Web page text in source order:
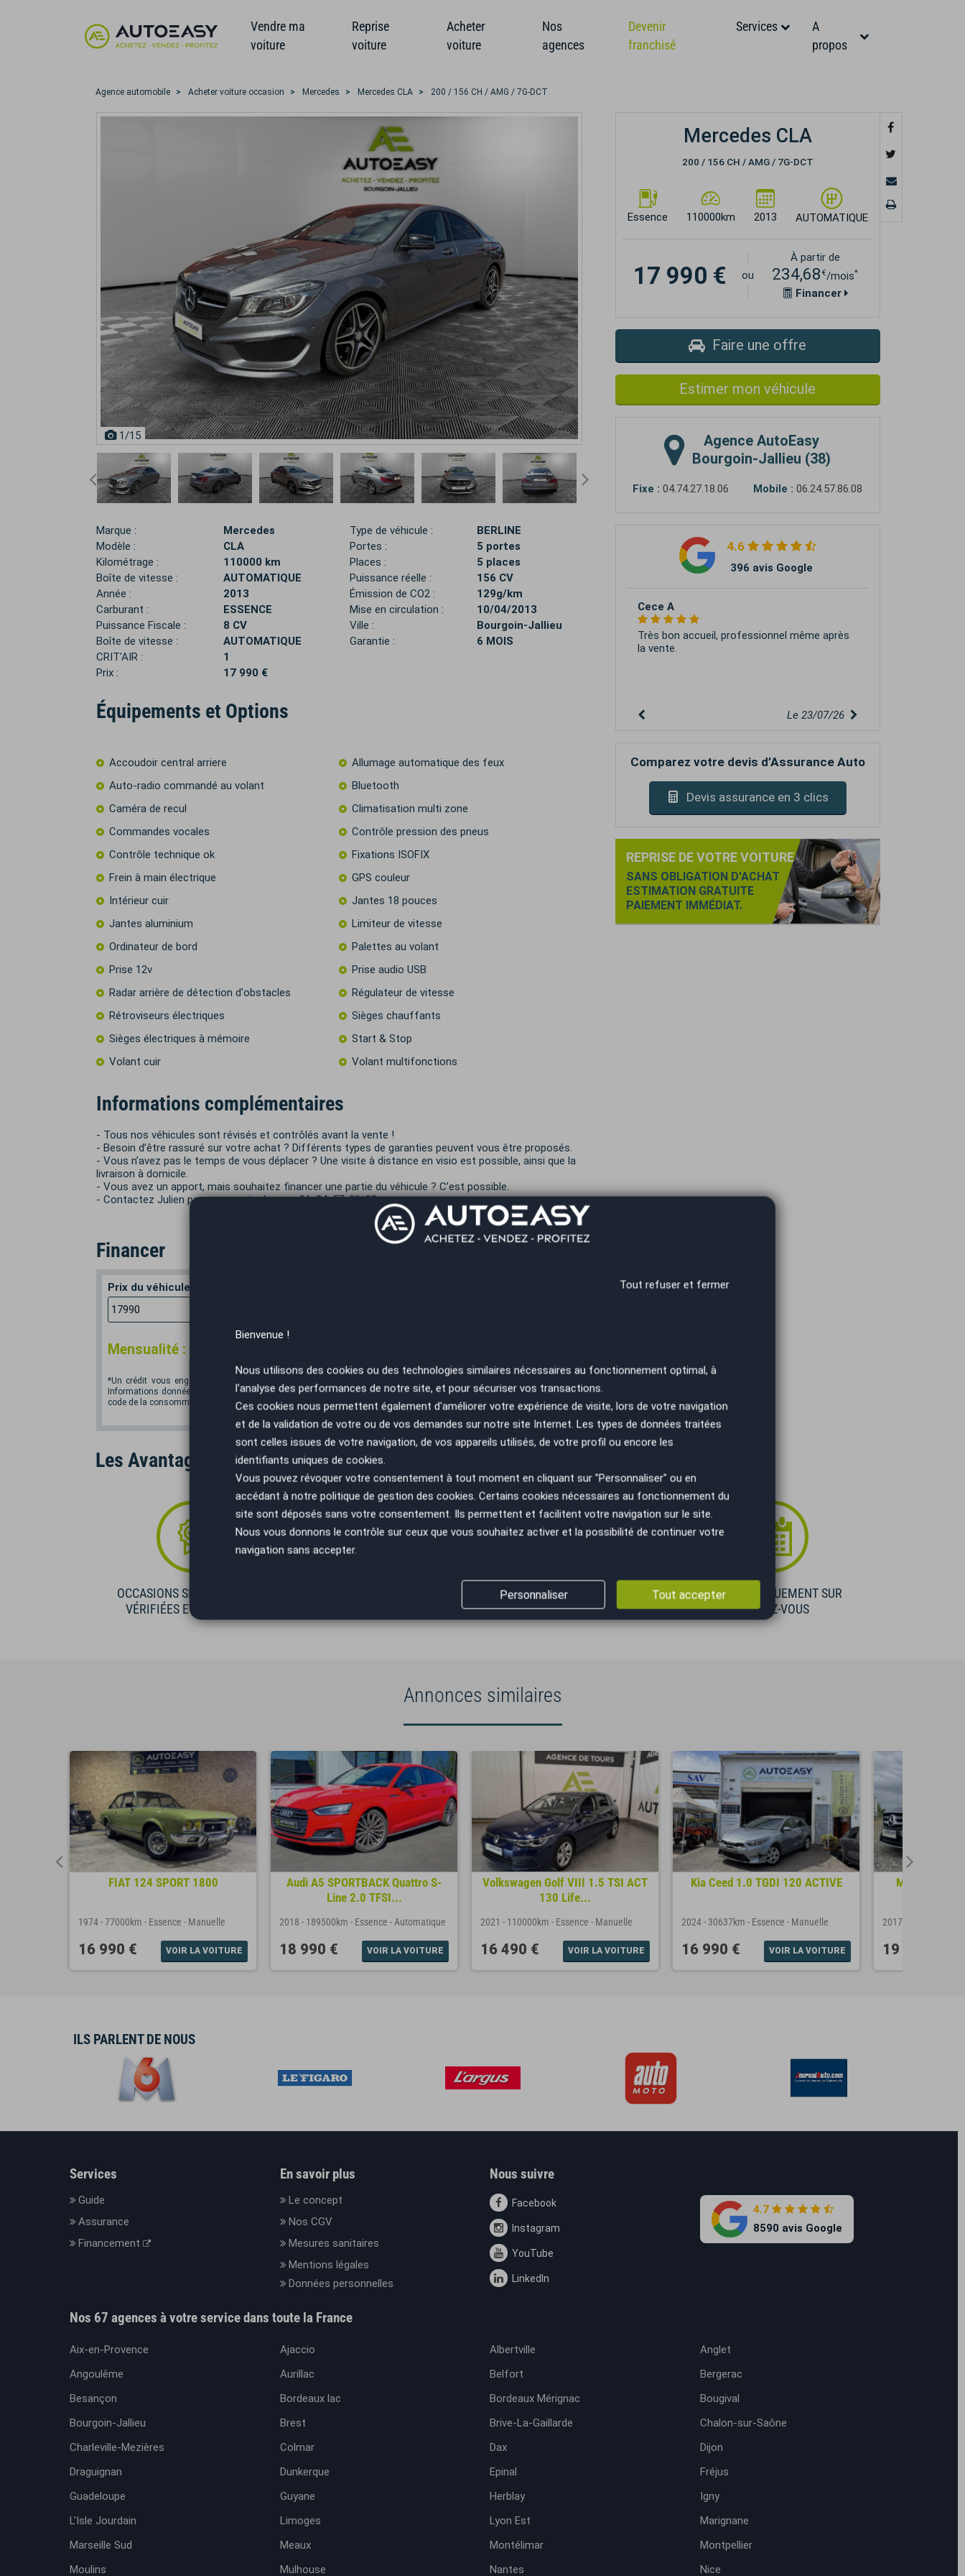
Vendre ma
voiture
Reprise
voiture
Acheter
voiture
Nos
agences
Devenir
franchisé
Services
A
propos
Agence automobile Acheter voiture occasion Mercedes Mercedes CLA 200 / 156 CH / AMG / 7G-DCT
1/15
Marque :
Mercedes
Modèle :
CLA
Kilométrage :
110000 km
Boîte de vitesse :
AUTOMATIQUE
Année :
2013
Carburant :
ESSENCE
Puissance Fiscale :
8 CV
Boîte de vitesse :
AUTOMATIQUE
CRIT'AIR :
1
Prix :
17 990 €
Type de véhicule :
BERLINE
Portes :
5 portes
Places :
5 places
Puissance réelle :
156 CV
Émission de CO2 :
129g/km
Mise en circulation :
10/04/2013
Ville :
Bourgoin-Jallieu
Garantie :
6 MOIS
Équipements et Options
Accoudoir central arriere
Allumage automatique des feux
Auto-radio commandé au volant
Bluetooth
Caméra de recul
Climatisation multi zone
Commandes vocales
Contrôle pression des pneus
Contrôle technique ok
Fixations ISOFIX
Frein à main électrique
GPS couleur
Intérieur cuir
Jantes 18 pouces
Jantes aluminium
Limiteur de vitesse
Ordinateur de bord
Palettes au volant
Prise 12v
Prise audio USB
Radar arrière de détection d'obstacles
Régulateur de vitesse
Rétroviseurs électriques
Sièges chauffants
Sièges électriques à mémoire
Start & Stop
Volant cuir
Volant multifonctions
Informations complémentaires
- Tous nos véhicules sont révisés et contrôlés avant la vente !
- Besoin d’être rassuré sur votre achat ? Différents types de garanties peuvent vous être proposés.
- Vous n’avez pas le temps de vous déplacer ? Une visite à distance en visio est possible, ainsi que la
livraison à domicile.
- Vous avez un apport, mais souhaitez financer une partie du véhicule ? C’est possible.
- Contactez Julien pour en savoir plus au : 06x24x57x86x08
Financer
Prix du véhicule
Mensualité :
*Un crédit vous engage et doit être remboursé. Vérifiez vos capacités de remboursement avant de vous engager.
Informations données à titre indicatif et non contractuelles. Afin de respecter les dispositions de l'article L331.-4 du
code de la consommation. Crédit sans assurance. Voir conditions en agence.
Mercedes CLA
200 / 156 CH / AMG / 7G-DCT
Essence 110000km 2013 AUTOMATIQUE
17 990 € ou
À partir de
234,68 €/mois*
Financer
Faire une offre
Estimer mon véhicule
Agence AutoEasy
Bourgoin-Jallieu (38)
Fixe : 04.74.27.18.06 Mobile : 06.24.57.86.08
4.6
396 avis Google
Marine Nadjar
Sympathique et très réactif ! Je recommande
!
Le 22/07/26
Comparez votre devis d’Assurance Auto
Devis assurance en 3 clics
REPRISE DE VOTRE VOITURE
SANS OBLIGATION D'ACHAT
ESTIMATION GRATUITE
PAIEMENT IMMÉDIAT.
Les Avantages AutoEasy
OCCASIONS SÉLECTIONNÉES
VÉRIFIÉES ET GARANTIES
GESTION ADMINISTRATIVE
(cession, carte grise, non gage,...)
VISIBLE UNIQUEMENT SUR
RENDEZ-VOUS
Annonces similaires
FIAT 124 SPORT 1800
1974-77000km - Essence - Manuelle
16 990 € VOIR LA VOITURE
Audi A5 SPORTBACK Quattro S-
Line 2.0 TFSI...
2018 - 189500km - Essence - Automatique
18 990 € VOIR LA VOITURE
Volkswagen Golf VIII 1.5 TSI ACT
130 Life...
2021 - 110000km - Essence - Manuelle
16 490 € VOIR LA VOITURE
Kia Ceed 1.0 TGDI 120 ACTIVE
2024- 30637km - Essence - Manuelle
16 990 € VOIR LA VOITURE
Mercedes
2017
19 990 €
ILS PARLENT DE NOUS
Services
Guide
Assurance
Financement
En savoir plus
Le concept
Nos CGV
Mesures sanitaires
Mentions légales
Données personnelles
Nous suivre
Facebook
Instagram
YouTube
LinkedIn
4.7
8590 avis Google
Nos 67 agences à votre service dans toute la France
Aix-en-Provence Ajaccio Albertville
Anglet
Angoulême
Aurillac Belfort
Bergerac
Besançon
Bordeaux lac Bordeaux Mérignac
Bougival
Bourgoin-Jallieu
Brest Brive-La-Gaillarde
Chalon-sur-Saône
Charleville-Mezières
Colmar Dax
Dijon
Draguignan
Dunkerque Epinal
Fréjus
Guadeloupe
Guyane Herblay
Igny
L'Isle Jourdain
Limoges Lyon Est
Marignane
Marseille Sud
Meaux Montélimar
Montpellier
Moulins
Mulhouse Nantes Nice
Tout refuser et fermer
Bienvenue !
Nous utilisons des cookies ou des technologies similaires nécessaires au fonctionnement optimal, à
l'analyse des performances de notre site, et pour sécuriser vos transactions.
Ces cookies nous permettent également d'améliorer votre expérience de visite, lors de votre navigation
et de la validation de votre ou de vos demandes sur notre site Internet. Les types de données traitées
sont celles issues de votre navigation, de vos appareils utilisés, de votre profil ou encore les
identifiants uniques de cookies.
Vous pouvez révoquer votre consentement à tout moment en cliquant sur "Personnaliser" ou en
accédant à notre politique de gestion des cookies. Certains cookies nécessaires au fonctionnement du
site sont déposés sans votre consentement. Ils permettent et facilitent votre navigation sur le site.
Nous vous donnons le contrôle sur ceux que vous souhaitez activer et la possibilité de continuer votre
navigation sans accepter.
Tout accepter
Personnaliser